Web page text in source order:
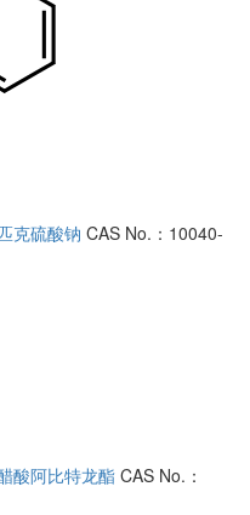
克硫酸钠 CAS No.：10040-
酸阿比特龙酯 CAS No.：